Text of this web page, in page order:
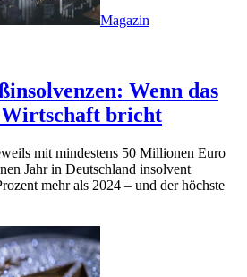
Magazin
Wenn das
bricht
mit mindestens 50 Millionen Euro
Jahr in Deutschland insolvent
mehr als 2024 – und der höchste